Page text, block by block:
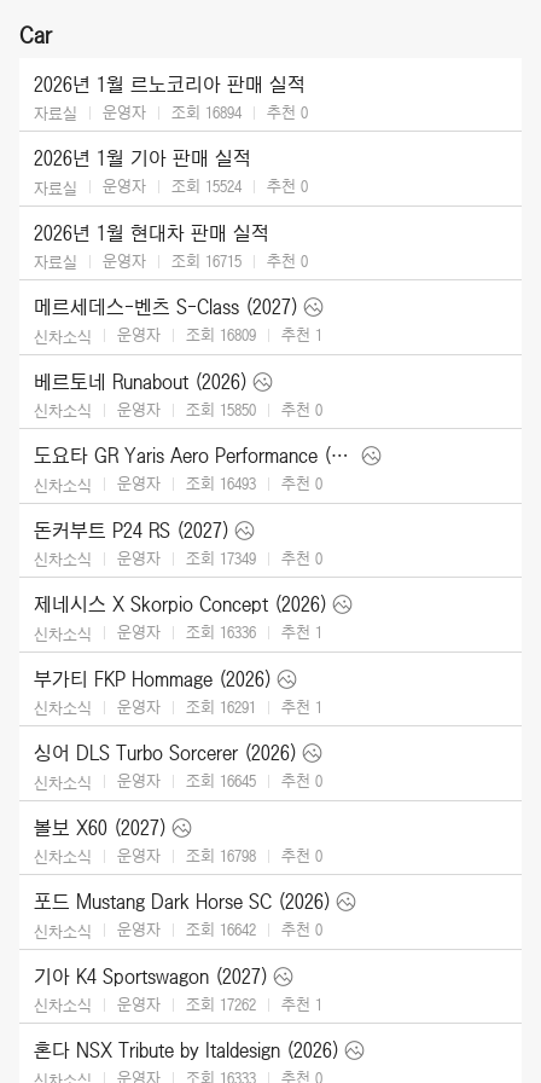
Car
2026년 1월 르노코리아 판매 실적
자료실 운영자 조회 16894 추천 0
2026년 1월 기아 판매 실적
자료실 운영자 조회 15524 추천 0
2026년 1월 현대차 판매 실적
자료실 운영자 조회 16715 추천 0
메르세데스-벤츠 S-Class (2027)
신차소식 운영자 조회 16809 추천 1
베르토네 Runabout (2026)
신차소식 운영자 조회 15850 추천 0
도요타 GR Yaris Aero Performance (2026)
신차소식 운영자 조회 16493 추천 0
돈커부트 P24 RS (2027)
신차소식 운영자 조회 17349 추천 0
제네시스 X Skorpio Concept (2026)
신차소식 운영자 조회 16336 추천 1
부가티 FKP Hommage (2026)
신차소식 운영자 조회 16291 추천 1
싱어 DLS Turbo Sorcerer (2026)
신차소식 운영자 조회 16645 추천 0
볼보 X60 (2027)
신차소식 운영자 조회 16798 추천 0
포드 Mustang Dark Horse SC (2026)
신차소식 운영자 조회 16642 추천 0
기아 K4 Sportswagon (2027)
신차소식 운영자 조회 17262 추천 1
혼다 NSX Tribute by Italdesign (2026)
운영자 조회 16333 추천 0